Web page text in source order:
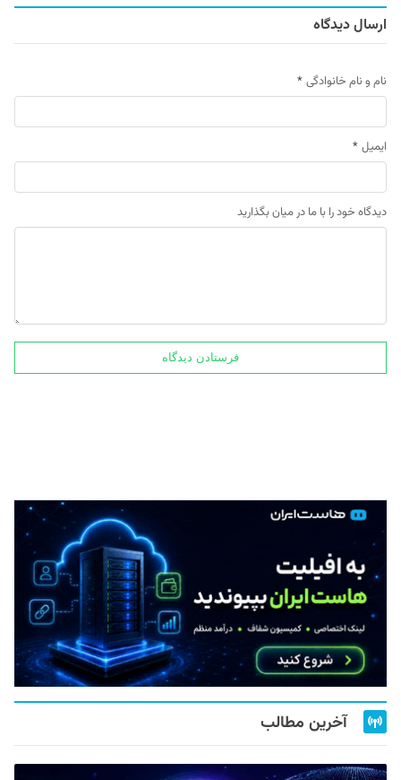
ارسال دیدگاه
نام و نام خانوادگی *
ایمیل *
دیدگاه خود را با ما در میان بگذارید
آخرین مطالب